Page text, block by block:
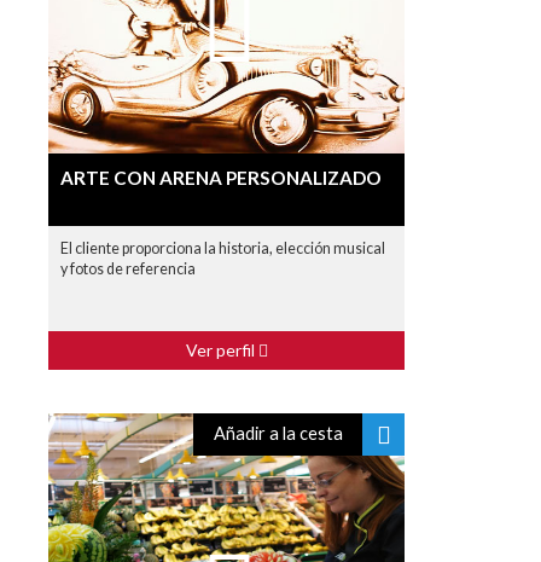
ARTE CON ARENA PERSONALIZADO
El cliente proporciona la historia, elección musical
y fotos de referencia
Ver perfil
Añadir a la cesta